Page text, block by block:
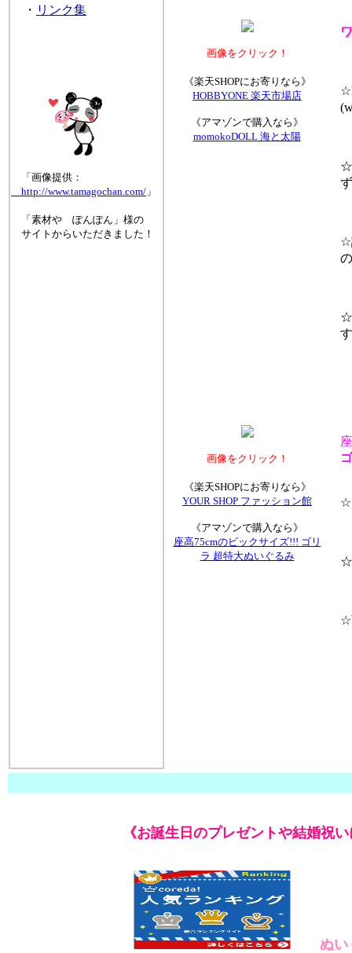
ワ
☆
ず
☆
の
☆
す
画像をクリック！
《楽天SHOPにお寄りなら》
HOBBYONE 楽天市場店
《アマゾンで購入なら》
momokoDOLL 海と太陽
ゴ
☆
☆
☆
画像をクリック！
《楽天SHOPにお寄りなら》
YOUR SHOP ファッション館
《アマゾンで購入なら》
座高75cmのビックサイズ!!! ゴリ
ラ 超特大ぬいぐるみ
・ リンク集
「画像提供：
http://www.tamagochan.com/ 」
「素材や ぽんぽん」様の
サイトからいただきました！
《お誕生日のプレゼントや結婚祝
ぬい